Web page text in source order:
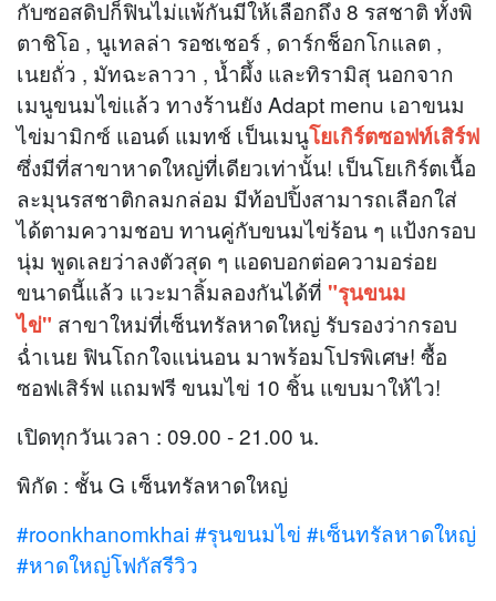
กับซอสดิปก็ฟินไม่แพ้กันมีให้เลือกถึง 8 รสชาติ ทั้งพิ
ตาชิโอ , นูเทลล่า รอชเชอร์ , ดาร์กช็อกโกแลต ,
เนยถั่ว , มัทฉะลาวา , น้ำผึ้ง และทิรามิสุ นอกจาก
เมนูขนมไข่แล้ว ทางร้านยัง Adapt menu เอาขนม
ไข่มามิกซ์ แอนด์ แมทช์ เป็นเมนูโยเกิร์ตซอฟท์เสิร์ฟ
ซึ่งมีที่สาขาหาดใหญ่ที่เดียวเท่านั้น! เป็นโยเกิร์ตเนื้อ
ละมุนรสชาติกลมกล่อม มีท้อปปิ้งสามารถเลือกใส่
ได้ตามความชอบ ทานคู่กับขนมไข่ร้อน ๆ แป้งกรอบ
นุ่ม พูดเลยว่าลงตัวสุด ๆ แอดบอกต่อความอร่อย
ขนาดนี้แล้ว แวะมาลิ้มลองกันได้ที่ "รุนขนม
ไข่" สาขาใหม่ที่เซ็นทรัลหาดใหญ่ รับรองว่ากรอบ
ฉ่ำเนย ฟินโถกใจแน่นอน มาพร้อมโปรพิเศษ! ซื้อ
ซอฟเสิร์ฟ แถมฟรี ขนมไข่ 10 ชิ้น แขบมาให้ไว!
เปิดทุกวันเวลา : 09.00 - 21.00 น.
พิกัด : ชั้น G เซ็นทรัลหาดใหญ่
#roonkhanomkhai#รุนขนมไข่ #เซ็นทรัลหาดใหญ่
#หาดใหญ่โฟกัสรีวิว